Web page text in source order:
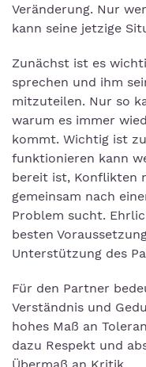
Veränderung. Nur
kann seine jetzige
Zunächst ist es
sprechen und ihm
mitzuteilen. Nur so
warum es immer
kommt. Wichtig ist
funktionieren kann
bereit ist, Konflikten
gemeinsam nach
Problem sucht.
besten
Unterstützung des
Für den Partner
Verständnis und
hohes Maß an
dazu Respekt und